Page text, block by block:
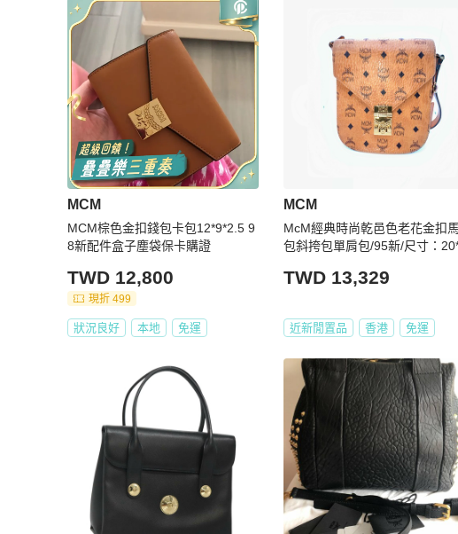
和商品情報說明文後來綜合判斷，買方有義務就有疑慮的瑕疵處問清
聊詢問客服解答後購買。
★ 中古品有正常使用痕跡，瑕疵基本已拍出，細節如圖，了解更多請使
★包袋尺寸由於測量手法不同，誤差在1cm-3cm屬於正常範圍，正常
【PopChill 台北 │ 香港 中英文雙語客戶服務】
★ 商品出售人授權 PopChill 台灣提供友善之中英文雙語客戶服務。
★ 有關商品問題，請直接私訊此帳號，商品均在境外賣家手上，
★ App 版聊聊服務時間：週一到週五 09:30～18:30。
★ 二手商品只有一件，如商品已經在原網站上被售出、刪除，PopChill
【取消訂單與退貨政策】
★ 下單後不接受買家無正當理由的換貨，退貨等要求。
★ 若商品已通過跨境寄送與 PopChill 的鑑定抵達買家手上，而買家因
生的關稅寄回給 Brand Street 日本，PopChill 並非商品轉售人，商品
定和訂購，因此我方無法代替賣方（Brand Street）行使是否同意退
質和信譽均有良好的把關，敬請放心購買。
★ 買家一旦依照 PopChill 平台所定方式、條件及流程完成下單，即表
【電子發票與關稅政策】
★ 商品通過鑑定（鑑證）後，PopChill 依法將會開立「訂單金額」全
之電郵信箱。
MCM
MCM棕色金扣錢包卡包12*9*2.5 9
8新配件盒子塵袋保卡購證
TWD 12,800
現折 499
狀況良好 本地 免運
MCM
McM經典時尚乾邑色老花金扣
包斜挎包單肩包/95新/尺寸：
TWD 13,329
近新閒置品 香港 免運